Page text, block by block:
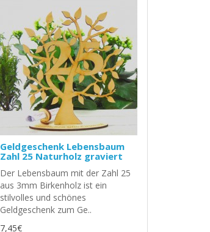
Geldgeschenk Lebensbaum
Zahl 25 Naturholz graviert
Der Lebensbaum mit der Zahl 25
aus 3mm Birkenholz ist ein
stilvolles und schönes
Geldgeschenk zum Ge..
7,45€